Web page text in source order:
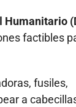
Humanitario
factibles
fusiles,
a